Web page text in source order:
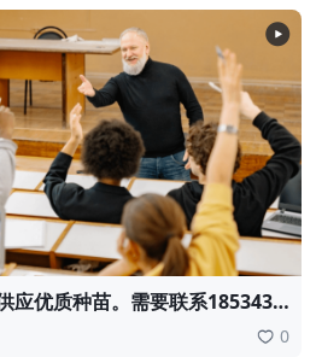
应优质种苗。需要联系1853430
0